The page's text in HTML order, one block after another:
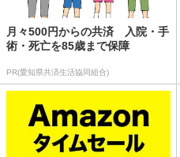
月々500円からの共済 入院・手
術・死亡を85歳まで保障
PR(愛知県共済生活協同組合)